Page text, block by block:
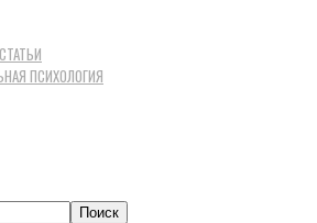
СТАТЬИ
ПСИХОЛОГИЯ